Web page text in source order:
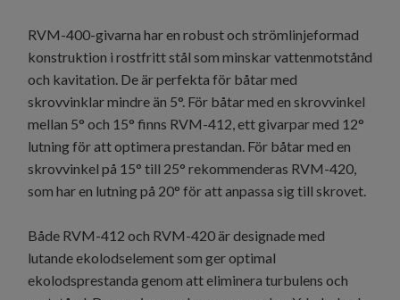
RVM-400-givarna har en robust och strömlinjeformad
konstruktion i rostfritt stål som minskar vattenmotstånd
och kavitation. De är perfekta för båtar med
skrovvinklar mindre än 5°. För båtar med en skrovvinkel
mellan 5° och 15° finns RVM-412, ett givarpar med 12°
lutning för att optimera prestandan. För båtar med en
skrovvinkel på 15° till 25° rekommenderas RVM-420,
som har en lutning på 20° för att anpassa sig till skrovet.
Både RVM-412 och RVM-420 är designade med
lutande ekolodselement som ger optimal
ekolodsprestanda genom att eliminera turbulens och